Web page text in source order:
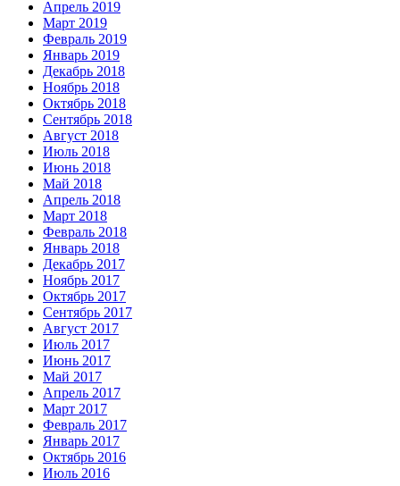
Апрель 2019
Март 2019
Февраль 2019
Январь 2019
Декабрь 2018
Ноябрь 2018
Октябрь 2018
Сентябрь 2018
Август 2018
Июль 2018
Июнь 2018
Май 2018
Апрель 2018
Март 2018
Февраль 2018
Январь 2018
Декабрь 2017
Ноябрь 2017
Октябрь 2017
Сентябрь 2017
Август 2017
Июль 2017
Июнь 2017
Май 2017
Апрель 2017
Март 2017
Февраль 2017
Январь 2017
Октябрь 2016
Июль 2016